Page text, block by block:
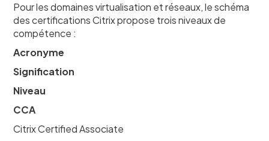
Pour les domaines virtualisation et réseaux, le schéma
des certifications Citrix propose trois niveaux de
compétence :
Acronyme
Signification
Niveau
CCA
Citrix Certified Associate